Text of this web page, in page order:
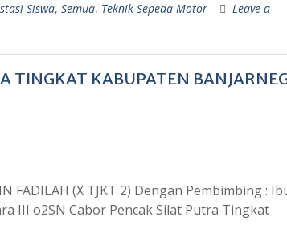
Siswa, Semua, Teknik Sepeda Motor
Leave a
TINGKAT KABUPATEN
FADILAH (X TJKT 2) Dengan Pembimbing :
III o2SN Cabor Pencak Silat Putra Tingkat